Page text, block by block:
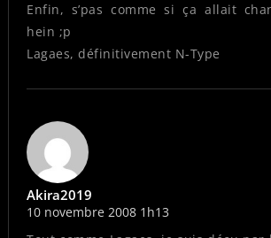
Enfin, s’pas comme si ça allait
hein ;p
Lagaes, définitivement N-Type
Akira2019
10 novembre 2008 1h13